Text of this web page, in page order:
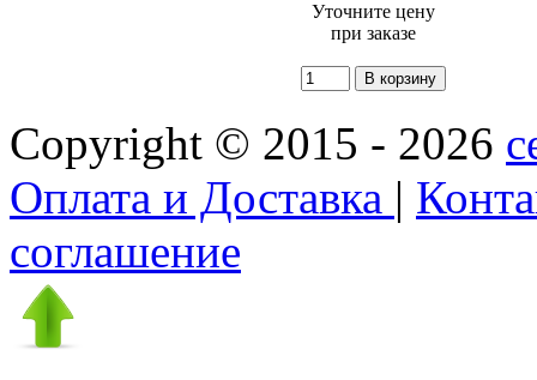
Уточните цену
при заказе
Copyright © 2015 - 2026
Оплата и Доставка |
соглашение